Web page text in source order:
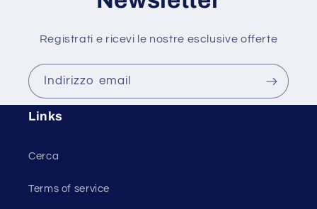
Registrati e ricevi le nostre esclusive offerte
Indirizzo email
Links
Cerca
Terms of service